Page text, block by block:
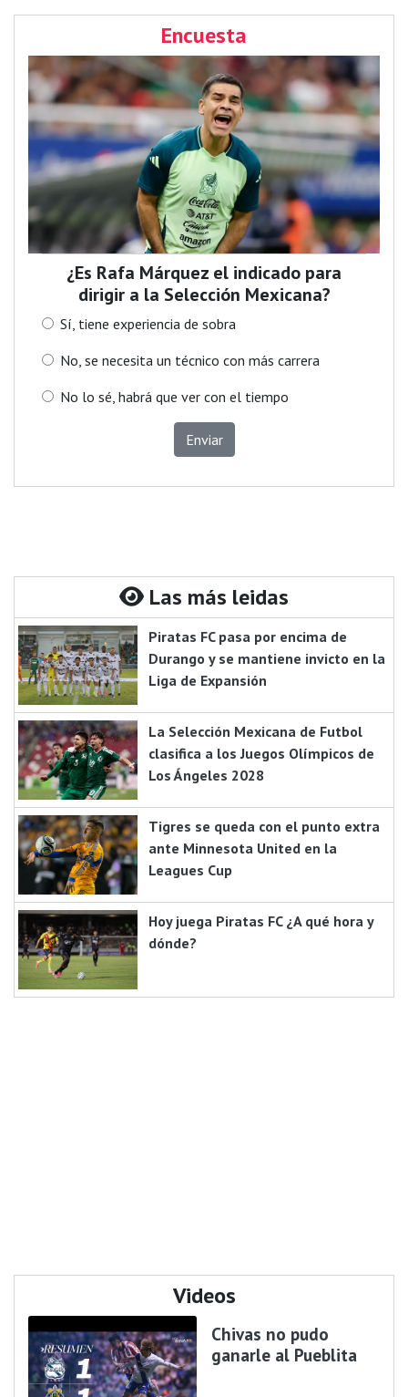
Encuesta
¿Es Rafa Márquez el indicado para
dirigir a la Selección Mexicana?
Sí, tiene experiencia de sobra
No, se necesita un técnico con más carrera
No lo sé, habrá que ver con el tiempo
Enviar
Las más leidas
Piratas FC pasa por encima de
Durango y se mantiene invicto en la
Liga de Expansión
La Selección Mexicana de Futbol
clasifica a los Juegos Olímpicos de
Los Ángeles 2028
Tigres se queda con el punto extra
ante Minnesota United en la
Leagues Cup
Hoy juega Piratas FC ¿A qué hora y
dónde?
Videos
Chivas no pudo
ganarle al Pueblita